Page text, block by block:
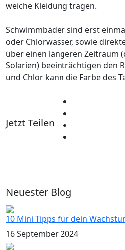
weiche Kleidung tragen.
Schwimmbäder sind erst
oder Chlorwasser, sowie
über einen längeren Zeitraum
Solarien) beeinträchtigen den
und Chlor kann die Farbe des
Jetzt Teilen
Neuester Blog
10 Mini Tipps für dein
16 September 2024